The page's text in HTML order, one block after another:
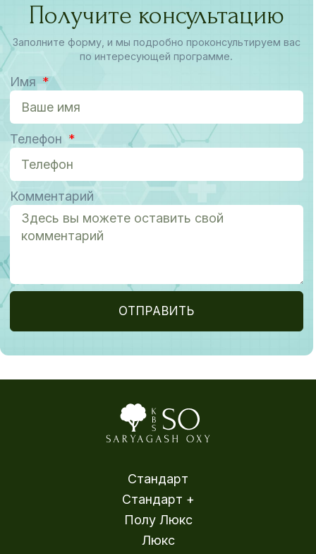
Получите консультацию
Заполните форму, и мы подробно проконсультируем вас
по интересующей программе.
Имя
Телефон
Комментарий
ОТПРАВИТЬ
Стандарт
Стандарт +
Полу Люкс
Люкс